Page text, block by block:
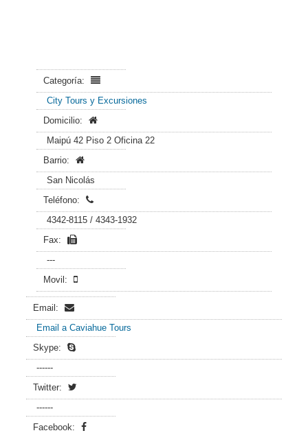
Categoría:
City Tours y Excursiones
Domicilio:
Maipú 42 Piso 2 Oficina 22
Barrio:
San Nicolás
Teléfono:
4342-8115 / 4343-1932
Fax:
---
Movil:
Email:
Email a Caviahue Tours
Skype:
------
Twitter:
------
Facebook: